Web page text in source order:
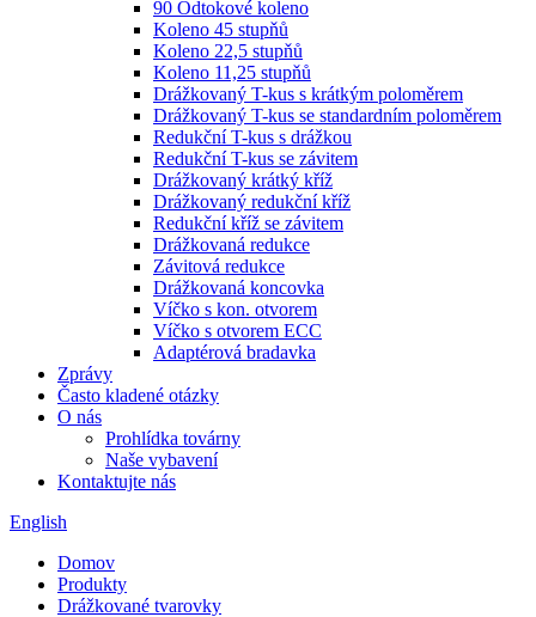
90 Odtokové koleno
Koleno 45 stupňů
Koleno 22,5 stupňů
Koleno 11,25 stupňů
Drážkovaný T-kus s krátkým poloměrem
Drážkovaný T-kus se standardním poloměrem
Redukční T-kus s drážkou
Redukční T-kus se závitem
Drážkovaný krátký kříž
Drážkovaný redukční kříž
Redukční kříž se závitem
Drážkovaná redukce
Závitová redukce
Drážkovaná koncovka
Víčko s kon. otvorem
Víčko s otvorem ECC
Adaptérová bradavka
Zprávy
Často kladené otázky
O nás
Prohlídka továrny
Naše vybavení
Kontaktujte nás
English
Domov
Produkty
Drážkované tvarovky